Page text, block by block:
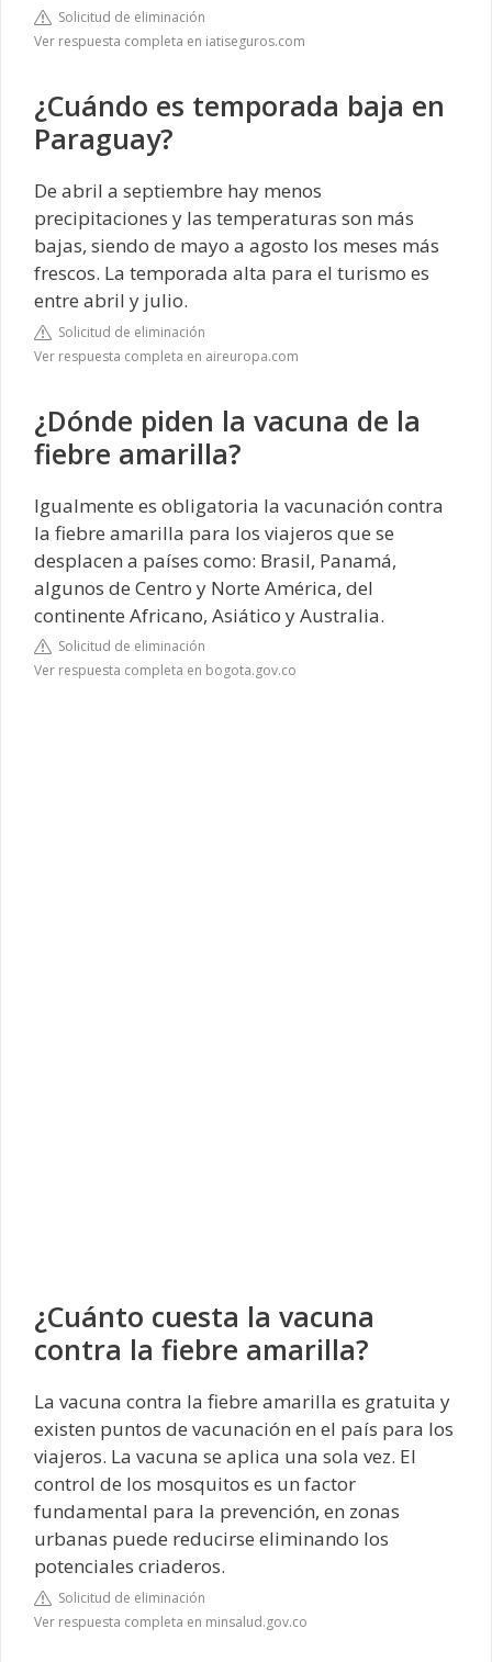
Solicitud de eliminación
Ver respuesta completa en iatiseguros.com
¿Cuándo es temporada baja en
Paraguay?
De abril a septiembre hay menos
precipitaciones y las temperaturas son más
bajas, siendo de mayo a agosto los meses más
frescos. La temporada alta para el turismo es
entre abril y julio.
Solicitud de eliminación
Ver respuesta completa en aireuropa.com
¿Dónde piden la vacuna de la
fiebre amarilla?
Igualmente es obligatoria la vacunación contra
la fiebre amarilla para los viajeros que se
desplacen a países como: Brasil, Panamá,
algunos de Centro y Norte América, del
continente Africano, Asiático y Australia.
Solicitud de eliminación
Ver respuesta completa en bogota.gov.co
¿Cuánto cuesta la vacuna
contra la fiebre amarilla?
La vacuna contra la fiebre amarilla es gratuita y
existen puntos de vacunación en el país para los
viajeros. La vacuna se aplica una sola vez. El
control de los mosquitos es un factor
fundamental para la prevención, en zonas
urbanas puede reducirse eliminando los
potenciales criaderos.
Solicitud de eliminación
Ver respuesta completa en minsalud.gov.co